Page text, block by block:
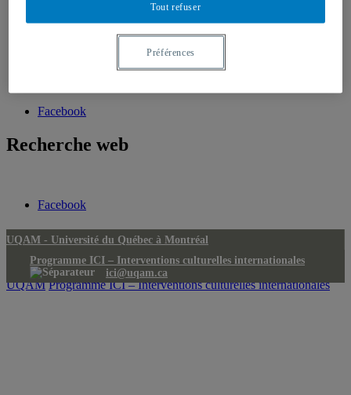
Archives des conférences
Archives vidéos 2020 – …
Archives vidéos 2011 – 2020
École des arts visuels et médiatiques
Facebook
Recherche web
Facebook
UQAM - Université du Québec à Montréal
Programme ICI – Interventions culturelles internationales
ici@uqam.ca
UQAM Programme ICI – Interventions culturelles internationales
Tout refuser
Préférences